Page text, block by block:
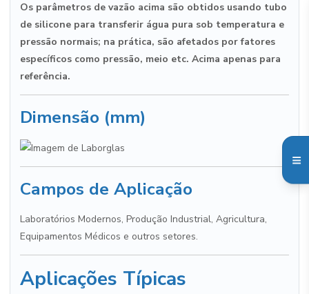
Os parâmetros de vazão acima são obtidos usando tubo
de silicone para transferir água pura sob temperatura e
pressão normais; na prática, são afetados por fatores
específicos como pressão, meio etc. Acima apenas para
referência.
Dimensão (mm)
Campos de Aplicação
Laboratórios Modernos, Produção Industrial, Agricultura,
Equipamentos Médicos e outros setores.
Aplicações Típicas